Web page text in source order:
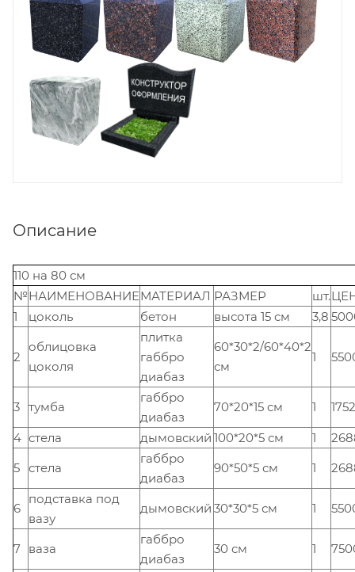
Описание
110 на 80 см
№НАИМЕНОВАНИЕМАТЕРИАЛ РАЗМЕР шт.
1
цоколь бетон высота 15 см 3,8
2
облицовка
цоколя
плитка
габбро
диабаз
60*30*2/60*40*2
см
1
3 тумба
габбро
диабаз
70*20*15 см 1
4 стела дымовский 100*20*5 см 1
5 стела
габбро
диабаз
90*50*5 см 1
6
подставка под
вазу
дымовский 30*30*5 см 1
7 ваза
габбро
диабаз
30 см 1